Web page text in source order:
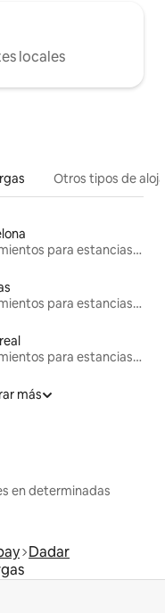
locales
Otros tipos de
Alojamientos para estancias largas
Alojamientos para estancias largas
Alojamientos para estancias largas
más
en determinadas
Dadar